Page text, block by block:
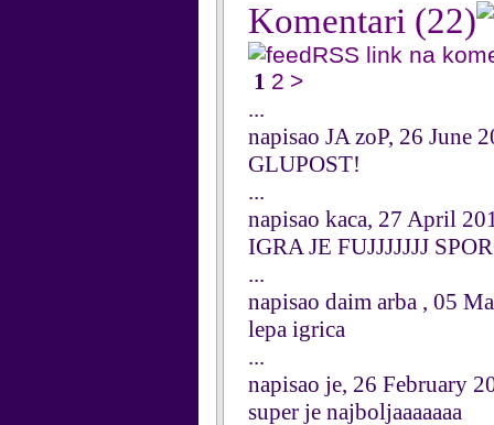
Komentari (22)
RSS link na
1 2 >
...
napisao JA zoP, 26 June
GLUPOST!
...
napisao kaca, 27 April
IGRA JE FUJJJJJJJ
...
napisao daim arba , 05
lepa igrica
...
napisao je, 26 February
super je najboljaaaaaaa